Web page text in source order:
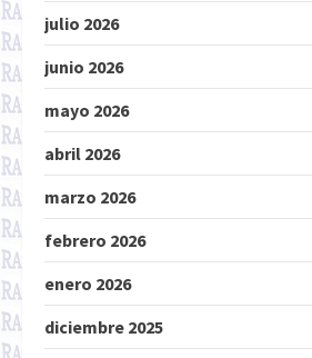
julio 2026
junio 2026
mayo 2026
abril 2026
marzo 2026
febrero 2026
enero 2026
diciembre 2025